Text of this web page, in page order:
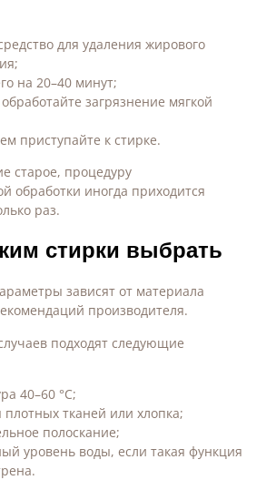
для удаления жирового
на 20–40 минут;
загрязнение мягкой
приступайте к стирке.
старое, процедуру
обработки иногда приходится
раз.
стирки выбрать
зависят от материала
производителя.
подходят следующие
40–60 °C;
тканей или хлопка;
полоскание;
уровень воды, если такая функция